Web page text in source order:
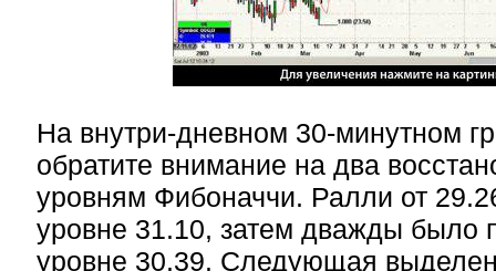
На внутри-дневном 30-минутном
обратите внимание на два
уровням Фибоначчи. Ралли от
уровне 31.10, затем дважды было
уровне 30.39. Следующая